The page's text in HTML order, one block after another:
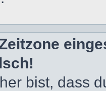
bist, dass